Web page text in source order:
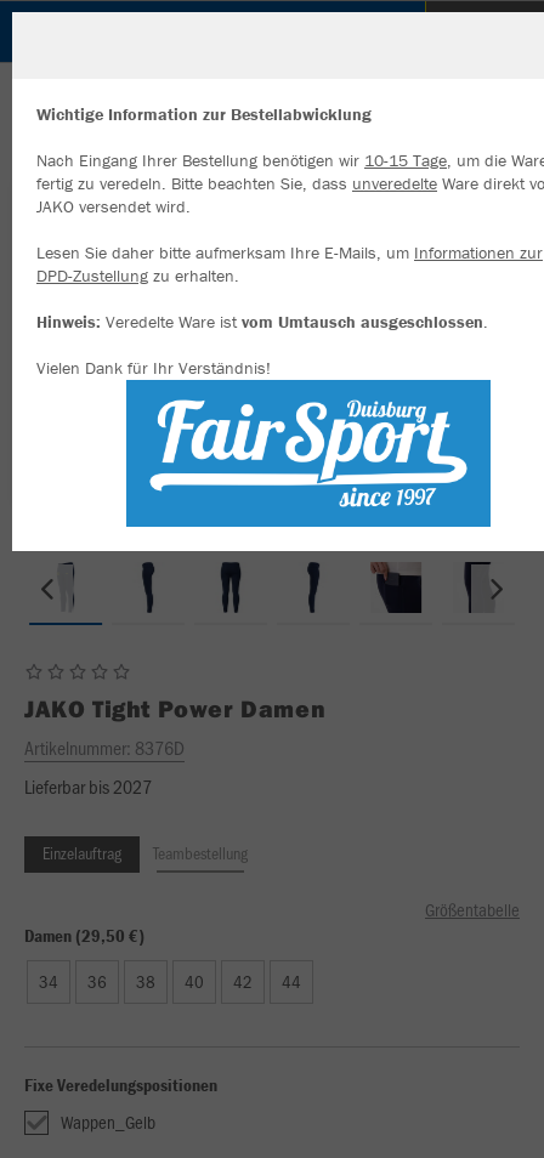
JAKO Tight Power Damen
Artikelnummer: 8376D
Lieferbar bis 2027
Einzelauftrag Teambestellung
Größentabelle
Damen (29,50 €)
34 36 38 40 42 44
Fixe Veredelungspositionen
Wappen_Gelb
Wichtige Information zur Bestellabwicklung
Nach Eingang Ihrer Bestellung benötigen wir 10-15 Tage, um die
fertig zu veredeln. Bitte beachten Sie, dass unveredelte Ware direkt
JAKO versendet wird.
Lesen Sie daher bitte aufmerksam Ihre E-Mails, um Informationen zur
DPD-Zustellung zu erhalten.
Hinweis: Veredelte Ware istvom Umtausch ausgeschlossen.
Vielen Dank für Ihr Verständnis!
Wir verwenden Cookies
Inhalte anzeigen und unsere Website verbessern. Weitere
zu den Cookies findest Du in den Einstellungen.
Alle akzeptieren
Alle ablehnen
mehr Infos
Datenschutz
Impressum